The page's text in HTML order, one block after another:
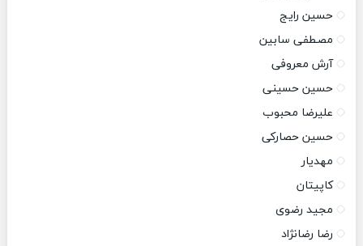
حسین رایج
مصطفی سابین
آرش معروفی
حسین حسینی
علیرضا محبوب
حسین حصارکی
مهدیار
کاپیتان
مجید رضوی
رضا رضانژاد